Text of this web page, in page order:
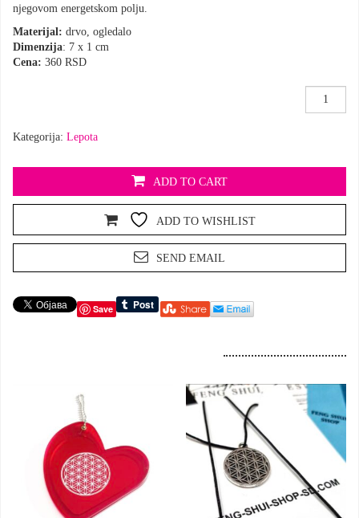
njegovom energetskom polju.
Materijal: drvo, ogledalo
Dimenzija: 7 x 1 cm
Cena: 360 RSD
Ogledalce
Kategorija: Lepota
ADD TO CART
ADD TO WISHLIST
SEND EMAIL
Save